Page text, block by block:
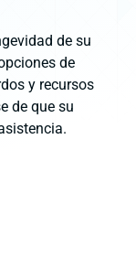
de su
de
y recursos
de que su